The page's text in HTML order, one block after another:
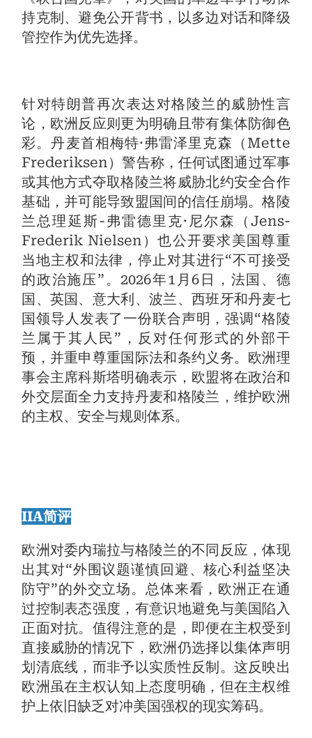
持克制、避免公开背书，以多边对话和降级
管控作为优先选择。
针对特朗普再次表达对格陵兰的威胁性言
论，欧洲反应则更为明确且带有集体防御色
彩。丹麦首相梅特·弗雷泽里克森（Mette
Frederiksen）警告称，任何试图通过军事
或其他方式夺取格陵兰将威胁北约安全合作
基础，并可能导致盟国间的信任崩塌。格陵
兰总理延斯-弗雷德里克·尼尔森（Jens-
Frederik Nielsen）也公开要求美国尊重
当地主权和法律，停止对其进行“不可接受
的政治施压”。2026年1月6日，法国、德
国、英国、意大利、波兰、西班牙和丹麦七
国领导人发表了一份联合声明，强调“格陵
兰属于其人民”，反对任何形式的外部干
预，并重申尊重国际法和条约义务。欧洲理
事会主席科斯塔明确表示，欧盟将在政治和
外交层面全力支持丹麦和格陵兰，维护欧洲
的主权、安全与规则体系。
IIA简评
欧洲对委内瑞拉与格陵兰的不同反应，体现
出其对“外围议题谨慎回避、核心利益坚决
防守”的外交立场。总体来看，欧洲正在通
过控制表态强度，有意识地避免与美国陷入
正面对抗。值得注意的是，即便在主权受到
直接威胁的情况下，欧洲仍选择以集体声明
划清底线，而非予以实质性反制。这反映出
欧洲虽在主权认知上态度明确，但在主权维
护上依旧缺乏对冲美国强权的现实筹码。